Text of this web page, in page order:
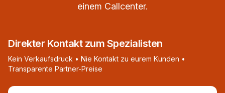
einem Callcenter.
Direkter Kontakt zum Spezialisten
Kein Verkaufsdruck • Nie Kontakt zu eurem Kunden •
Transparente Partner-Preise